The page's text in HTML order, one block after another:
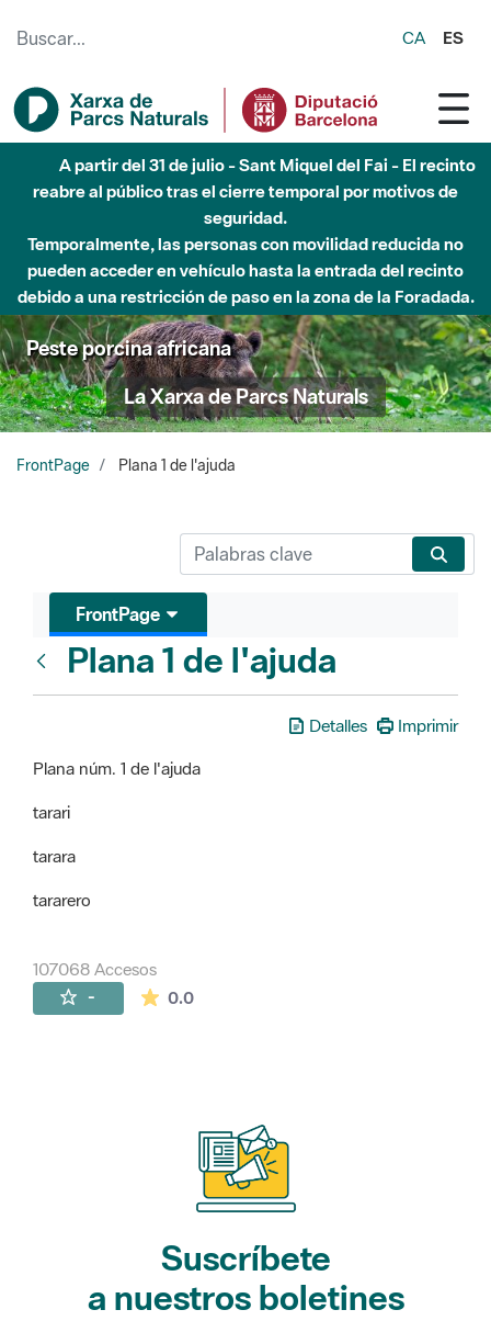
CA ES
A partir del 31 de julio - Sant Miquel del Fai - El recinto
reabre al público tras el cierre temporal por motivos de
seguridad.
Temporalmente, las personas con movilidad reducida no
pueden acceder en vehículo hasta la entrada del recinto
debido a una restricción de paso en la zona de la Foradada.
Peste porcina africana
La Xarxa de Parcs Naturals
FrontPage Plana 1 de l'ajuda
FrontPage
Plana 1 de l'ajuda
Detalles
Imprimir
Plana núm. 1 de l'ajuda
tarari
tarara
tararero
107068 Accesos
- 0.0La valoración media es de 0 estrellas de
Suscríbete
a nuestros boletines